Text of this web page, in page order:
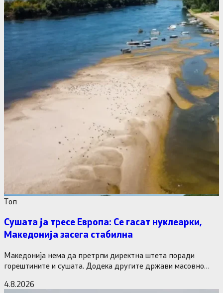
Tоп
Сушата ја тресе Европа: Се гасат нуклеарки,
Македонија засега стабилна
Македонија нема да претрпи директна штета поради
горештините и сушата. Додека другите држави масовно
4.8.2026